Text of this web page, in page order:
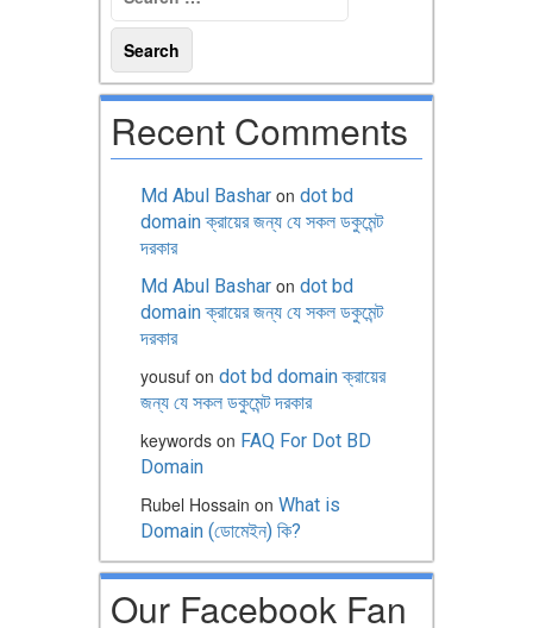
Recent Comments
Md Abul Bashar on dot bd
domain ক্রায়ের জন্য যে সকল ডকুমেন্ট
দরকার
Md Abul Bashar on dot bd
domain ক্রায়ের জন্য যে সকল ডকুমেন্ট
দরকার
yousuf on dot bd domain ক্রায়ের
জন্য যে সকল ডকুমেন্ট দরকার
keywords on FAQ For Dot BD
Domain
Rubel Hossain on What is
Domain (ডোমেইন) কি?
Our Facebook Fan